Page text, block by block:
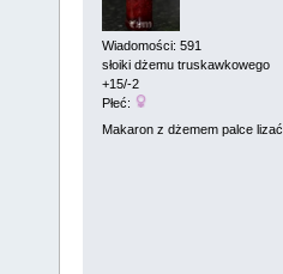
Wiadomości: 591
słoiki dżemu truskawkowego
+15/-2
Płeć:
Makaron z dżemem palce lizać